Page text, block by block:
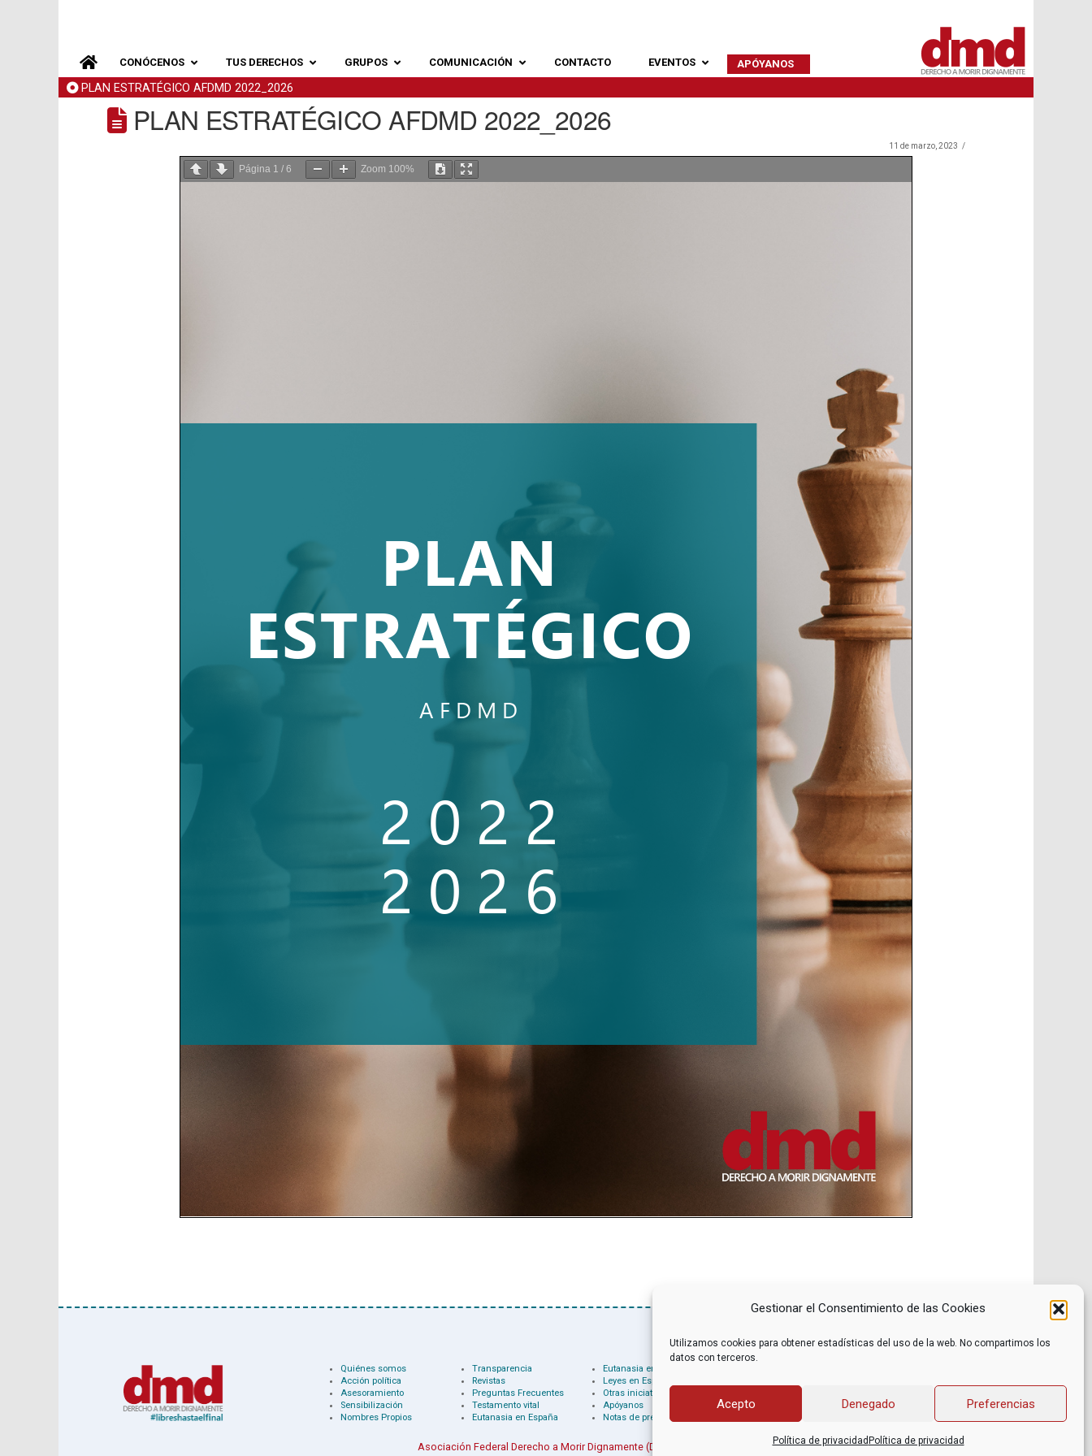
Gestionar el Consentimiento de las Cookies
Utilizamos cookies para obtener estadísticas del uso de la web. No compartimos los
datos con terceros.
Acepto Denegado Preferencias
Política de privacidad Política de privacidad
CONÓCENOS TUS DERECHOS GRUPOS COMUNICACIÓN CONTACTO EVENTOS APÓYANOS
PLAN ESTRATÉGICO AFDMD 2022_2026
PLAN ESTRATÉGICO AFDMD 2022_2026
11 de marzo, 2023
Página 1 / 6 Zoom 100%
Quiénes somos
Acción política
Asesoramiento
Sensibilización
Nombres Propios
Transparencia
Revistas
Preguntas Frecuentes
Testamento vital
Eutanasia en España
Eutanasia en el mundo
Leyes en España
Otras iniciativas
Apóyanos
Notas de prensa
Libros recomendados
Películas recomendadas
Facebook
Asociación Federal Derecho a Morir Dignamente (DMD)